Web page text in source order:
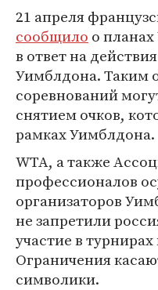
21 апреля
сообщило о
в ответ на
Уимблдона. Таким
соревнований
снятием очков,
рамках Уимблдона.
WTA, а также
профессионалов
организаторов
не запретили
участие в
Ограничения
символики.